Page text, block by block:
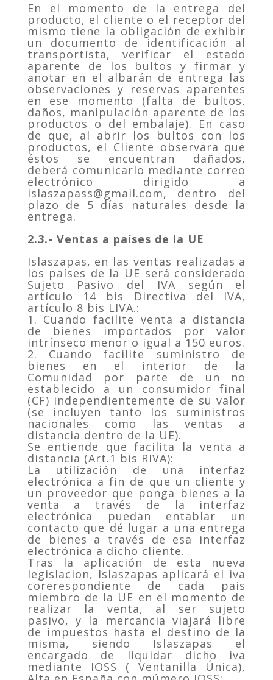
En el momento de la entrega del
producto, el cliente o el receptor del
mismo tiene la obligación de exhibir
un documento de identificación al
transportista, verificar el estado
aparente de los bultos y firmar y
anotar en el albarán de entrega las
observaciones y reservas aparentes
en ese momento (falta de bultos,
daños, manipulación aparente de los
productos o del embalaje). En caso
de que, al abrir los bultos con los
productos, el Cliente observara que
éstos se encuentran dañados,
deberá comunicarlo mediante correo
electrónico dirigido a
islaszapass@gmail.com, dentro del
plazo de 5 días naturales desde la
entrega.
2.3.- Ventas a países de la UE
Islaszapas, en las ventas realizadas a
los países de la UE será considerado
Sujeto Pasivo del IVA según el
artículo 14 bis Directiva del IVA,
artículo 8 bis LIVA.:
1. Cuando facilite venta a distancia
de bienes importados por valor
intrínseco menor o igual a 150 euros.
2. Cuando facilite suministro de
bienes en el interior de la
Comunidad por parte de un no
establecido a un consumidor final
(CF) independientemente de su valor
(se incluyen tanto los suministros
nacionales como las ventas a
distancia dentro de la UE).
Se entiende que facilita la venta a
distancia (Art.1 bis RIVA):
La utilización de una interfaz
electrónica a fin de que un cliente y
un proveedor que ponga bienes a la
venta a través de la interfaz
electrónica puedan entablar un
contacto que dé lugar a una entrega
de bienes a través de esa interfaz
electrónica a dicho cliente.
Tras la aplicación de esta nueva
legislacion, Islaszapas aplicará el iva
corerespondiente de cada pais
miembro de la UE en el momento de
realizar la venta, al ser sujeto
pasivo, y la mercancia viajará libre
de impuestos hasta el destino de la
misma, siendo Islaszapas el
encargado de liquidar dicho iva
mediante IOSS ( Ventanilla Única),